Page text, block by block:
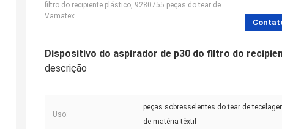
filtro do recipiente plástico, 9280755 peças do tear de
Vamatex
Dispositivo do aspirador de p30 do filtro do
descrição
Uso:
peças sobresselentes do tear de
de matéria têxtil